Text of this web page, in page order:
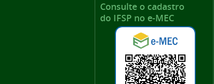
Consulte o cadastro
do IFSP no e-MEC